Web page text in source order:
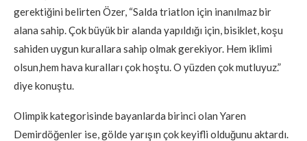
gerektiğini belirten Özer, “Salda triatlon için inanılmaz bir
alana sahip. Çok büyük bir alanda yapıldığı için, bisiklet, koşu
sahiden uygun kurallara sahip olmak gerekiyor. Hem iklimi
olsun,hem hava kuralları çok hoştu. O yüzden çok mutluyuz.”
diye konuştu.
Olimpik kategorisinde bayanlarda birinci olan Yaren
Demirdöğenler ise, gölde yarışın çok keyifli olduğunu aktardı.